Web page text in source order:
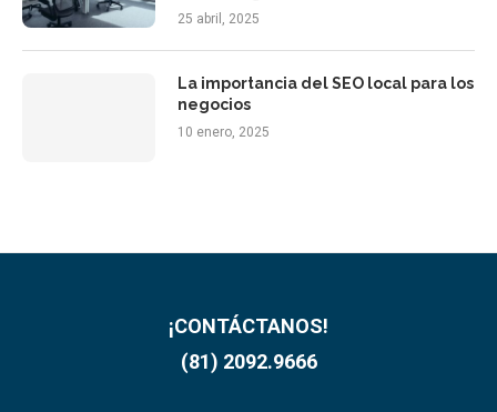
25 abril, 2025
La importancia del SEO local para los
negocios
10 enero, 2025
¡CONTÁCTANOS!
(81) 2092.9666